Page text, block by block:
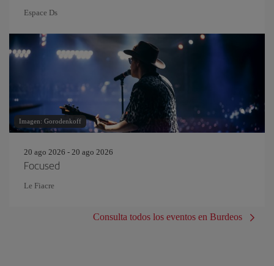
Espace Ds
Imagen: Gorodenkoff
20 ago 2026 - 20 ago 2026
Focused
Le Fiacre
Consulta todos los eventos en Burdeos